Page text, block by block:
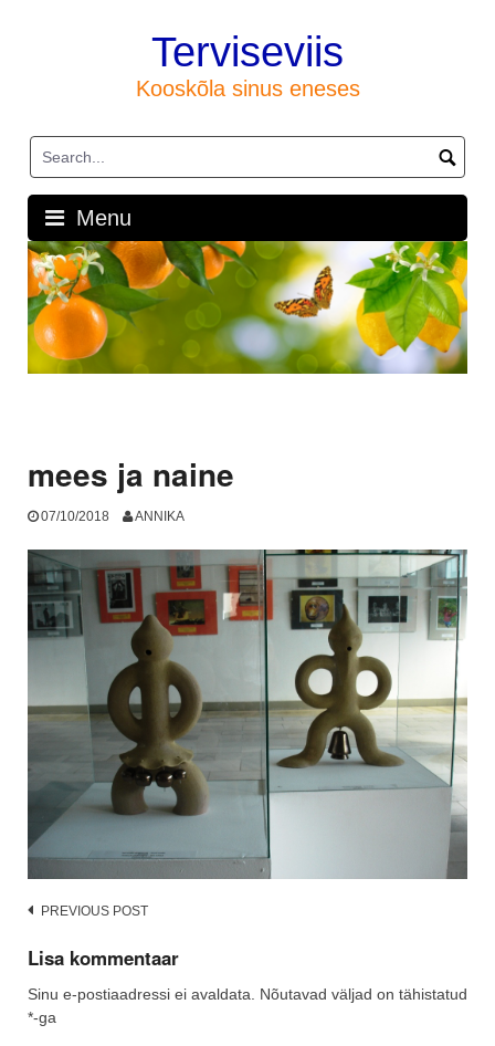
Terviseviis
Kooskõla sinus eneses
Menu
mees ja naine
07/10/2018 ANNIKA
Post
navigation
PREVIOUS POST
Lisa kommentaar
Sinu e-postiaadressi ei avaldata. Nõutavad väljad on tähistatud
*-ga